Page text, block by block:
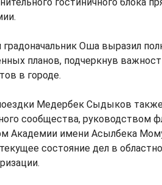
Оша выразил
планов, подчеркнув
в городе.
Медербек Сыдыков
сообщества, руководством
Академии имени Асылбека
состояние дел в